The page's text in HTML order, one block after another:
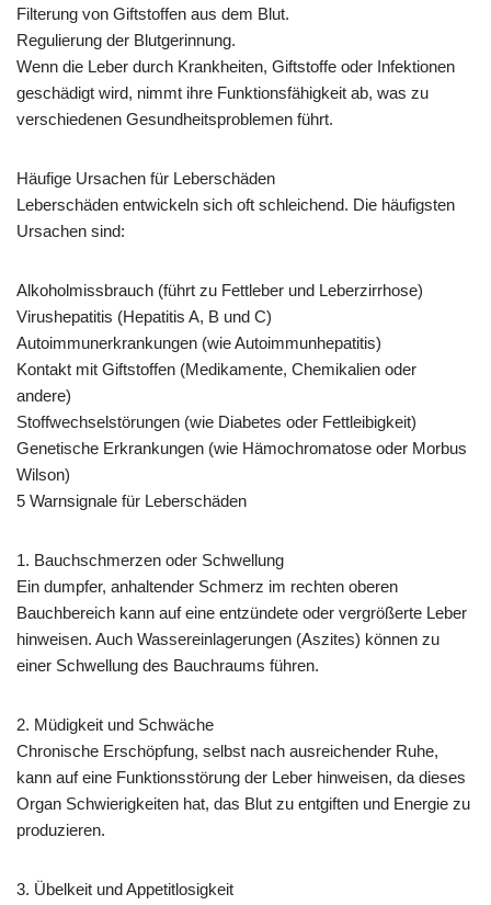
Filterung von Giftstoffen aus dem Blut.
Regulierung der Blutgerinnung.
Wenn die Leber durch Krankheiten, Giftstoffe oder Infektionen
geschädigt wird, nimmt ihre Funktionsfähigkeit ab, was zu
verschiedenen Gesundheitsproblemen führt.
Häufige Ursachen für Leberschäden
Leberschäden entwickeln sich oft schleichend. Die häufigsten
Ursachen sind:
Alkoholmissbrauch (führt zu Fettleber und Leberzirrhose)
Virushepatitis (Hepatitis A, B und C)
Autoimmunerkrankungen (wie Autoimmunhepatitis)
Kontakt mit Giftstoffen (Medikamente, Chemikalien oder
andere)
Stoffwechselstörungen (wie Diabetes oder Fettleibigkeit)
Genetische Erkrankungen (wie Hämochromatose oder Morbus
Wilson)
5 Warnsignale für Leberschäden
1. Bauchschmerzen oder Schwellung
Ein dumpfer, anhaltender Schmerz im rechten oberen
Bauchbereich kann auf eine entzündete oder vergrößerte Leber
hinweisen. Auch Wassereinlagerungen (Aszites) können zu
einer Schwellung des Bauchraums führen.
2. Müdigkeit und Schwäche
Chronische Erschöpfung, selbst nach ausreichender Ruhe,
kann auf eine Funktionsstörung der Leber hinweisen, da dieses
Organ Schwierigkeiten hat, das Blut zu entgiften und Energie zu
produzieren.
3. Übelkeit und Appetitlosigkeit